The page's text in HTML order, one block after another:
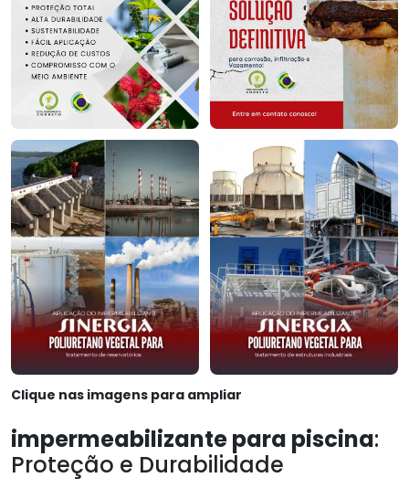
Clique nas imagens para ampliar
impermeabilizante para piscina:
Proteção e Durabilidade